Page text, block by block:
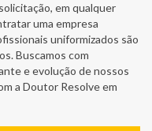
em qualquer
uma empresa
uniformizados são
Buscamos com
e evolução de nossos
a Doutor Resolve em